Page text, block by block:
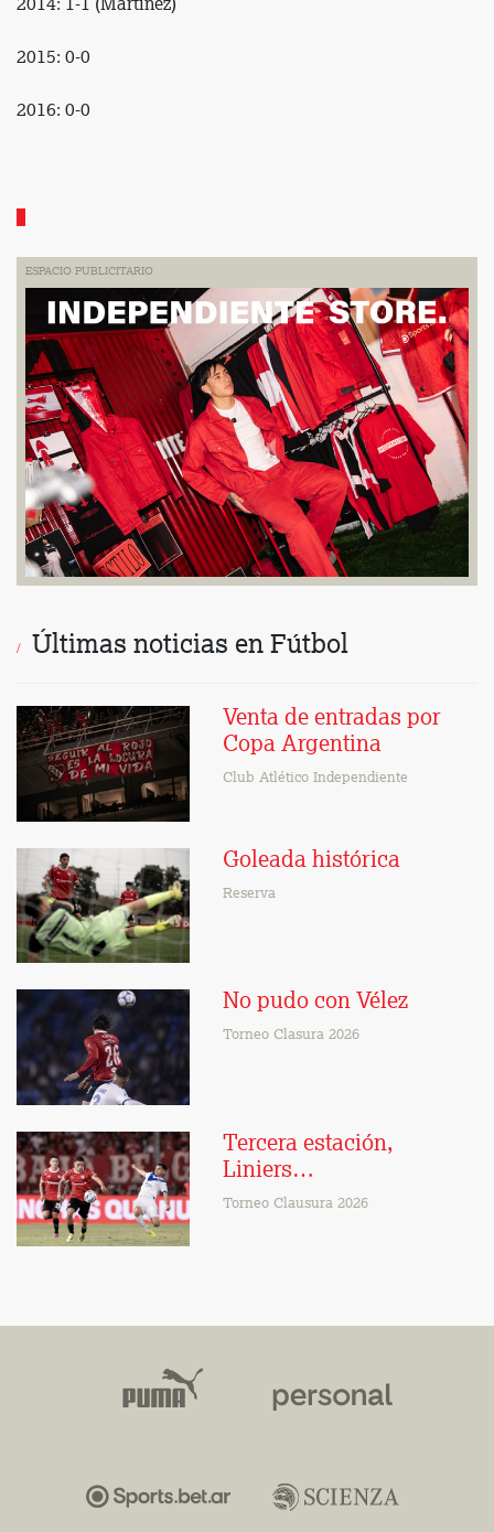
2014: 1-1 (Martínez)
2015: 0-0
2016: 0-0
ESPACIO PUBLICITARIO
Últimas noticias en Fútbol
Venta de entradas por
Copa Argentina
Club Atlético Independiente
Goleada histórica
Reserva
No pudo con Vélez
Torneo Clasura 2026
Tercera estación,
Liniers…
Torneo Clausura 2026